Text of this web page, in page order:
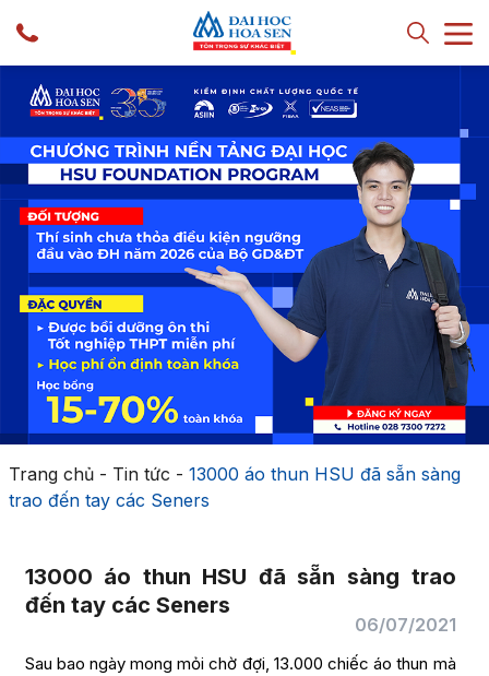
Trang chủ- Tin tức - 13000 áo thun HSU đã sẵn sàng
trao đến tay các Seners
13000 áo thun HSU đã sẵn sàng trao
đến tay các Seners
06/07/2021
Sau bao ngày mong mỏi chờ đợi, 13.000 chiếc áo thun mà